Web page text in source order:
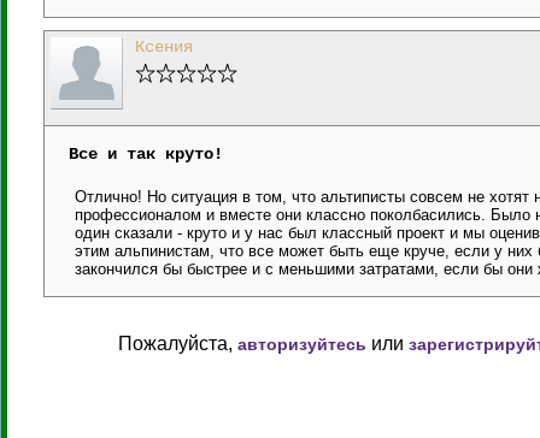
Ксения
Все и так круто!
Отлично! Но ситуация в том, что альтиписты совсем не
профессионалом и вместе они классно поколбасились.
один сказали - круто и у нас был классный проект и мы
этим альпинистам, что все может быть еще круче, если у
закончился бы быстрее и с меньшими затратами, если бы
Пожалуйста, авторизуйтесь или